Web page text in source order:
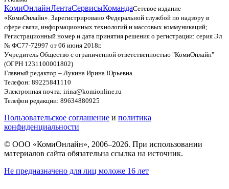
КомиОнлайнЛентаСервисыКомандаСетевое издание
«КомиОнлайн». Зарегистрировано Федеральной службой по надзору в
сфере связи, информационных технологий и массовых коммуникаций;
Регистрационный номер и дата принятия решения о регистрации: серия Эл
№ ФС77-72997 от 06 июня 2018г.
Учредитель Общество с ограниченной ответственностью "КомиОнлайн"
(ОГРН 1231100001802)
Главный редактор – Лукина Ирина Юрьевна.
Телефон: 89225841110
Электронная почта: irina@komionline.ru
Телефон редакции: 89634880925
Пользовательское соглашение и политика
конфиденциальности
© ООО «КомиОнлайн», 2006–2026. При использовании
материалов сайта обязательна ссылка на источник.
Не предназначено для лиц моложе 16 лет